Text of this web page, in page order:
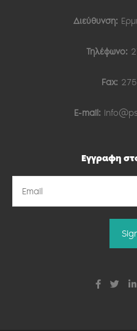
Διεύθυνση:
Τηλέφωνο:
Fax:
E-mail:
Εγγραφη